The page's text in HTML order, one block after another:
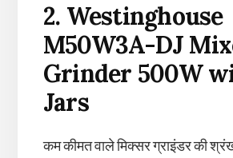
2. Westinghouse
M50W3A-DJ
Grinder 500W
Jars
कम कीमत वाले मिक्सर ग्राइंडर की